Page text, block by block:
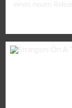
einen neuen